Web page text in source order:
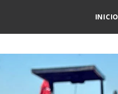
INICIO